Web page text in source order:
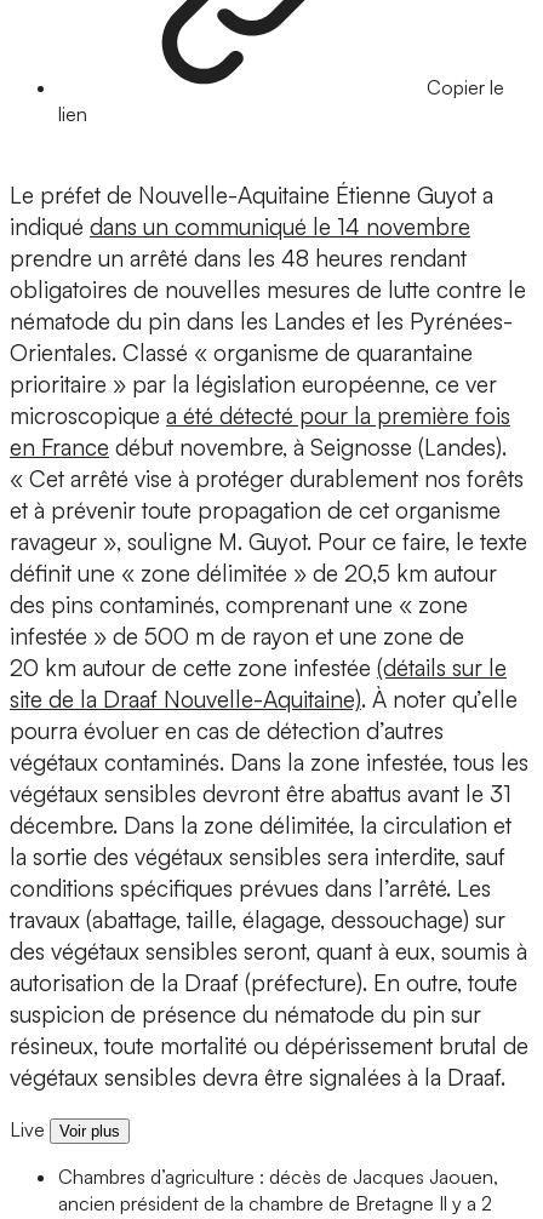
Copier le
lien
Le préfet de Nouvelle-Aquitaine Étienne Guyot a
indiqué dans un communiqué le 14 novembre
prendre un arrêté dans les 48 heures rendant
obligatoires de nouvelles mesures de lutte contre le
nématode du pin dans les Landes et les Pyrénées-
Orientales. Classé « organisme de quarantaine
prioritaire » par la législation européenne, ce ver
microscopique a été détecté pour la première fois
en France début novembre, à Seignosse (Landes).
« Cet arrêté vise à protéger durablement nos forêts
et à prévenir toute propagation de cet organisme
ravageur », souligne M. Guyot. Pour ce faire, le texte
définit une « zone délimitée » de 20,5 km autour
des pins contaminés, comprenant une « zone
infestée » de 500 m de rayon et une zone de
20 km autour de cette zone infestée (détails sur le
site de la Draaf Nouvelle-Aquitaine). À noter qu’elle
pourra évoluer en cas de détection d’autres
végétaux contaminés. Dans la zone infestée, tous les
végétaux sensibles devront être abattus avant le 31
décembre. Dans la zone délimitée, la circulation et
la sortie des végétaux sensibles sera interdite, sauf
conditions spécifiques prévues dans l’arrêté. Les
travaux (abattage, taille, élagage, dessouchage) sur
des végétaux sensibles seront, quant à eux, soumis à
autorisation de la Draaf (préfecture). En outre, toute
suspicion de présence du nématode du pin sur
résineux, toute mortalité ou dépérissement brutal de
végétaux sensibles devra être signalées à la Draaf.
Live Voir plus
Chambres d’agriculture : décès de Jacques Jaouen,
ancien président de la chambre de Bretagne Il y a 2